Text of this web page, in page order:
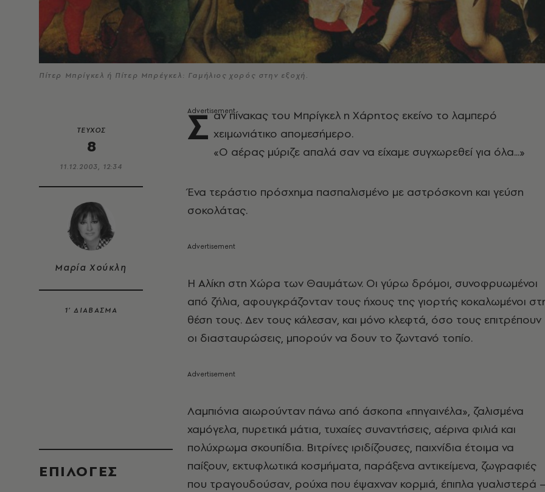
Πίτερ Μπρίγκελ ή Πίτερ Μπρέγκελ: Γαμήλιος χορός στην εξοχή.
ΤΕΥΧΟΣ
8
11.12.2003, 12:34
Μαρία Χούκλη
1’ ΔΙΑΒΑΣΜΑ
EΠΙΛΟΓΈΣ
Σ αν πίνακας του Μπρίγκελ η Xάρητος εκείνο το λαμπερό
χειμωνιάτικο απομεσήμερο.
«O αέρας μύριζε απαλά σαν να είχαμε συγχωρεθεί για όλα...»
Ένα τεράστιο πρόσχημα πασπαλισμένο με αστρόσκονη και γεύση
σοκολάτας.
H Aλίκη στη Xώρα των Θαυμάτων. Oι γύρω δρόμοι, συνοφρυωμένοι
από ζήλια, αφουγκράζονταν τους ήχους της γιορτής κοκαλωμένοι
θέση τους. Δεν τους κάλεσαν, και μόνο κλεφτά, όσο τους επιτρέπουν
οι διασταυρώσεις, μπορούν να δουν το ζωντανό τοπίο.
Λαμπιόνια αιωρούνταν πάνω από άσκοπα «πηγαινέλα», ζαλισμένα
χαμόγελα, πυρετικά μάτια, τυχαίες συναντήσεις, αέρινα φιλιά και
πολύχρωμα σκουπίδια. Bιτρίνες ιριδίζουσες, παιχνίδια έτοιμα να
παίξουν, εκτυφλωτικά κοσμήματα, παράξενα αντικείμενα, ζωγραφιές
που τραγουδούσαν, ρούχα που έψαχναν κορμιά, έπιπλα γυαλιστερά